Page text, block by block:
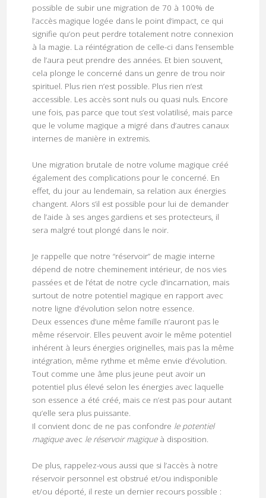
possible de subir une migration de 70 à 100% de
l’accès magique logée dans le point d’impact, ce qui
signifie qu’on peut perdre totalement notre connexion
à la magie. La réintégration de celle-ci dans l’ensemble
de l’aura peut prendre des années. Et bien souvent,
cela plonge le concerné dans un genre de trou noir
spirituel. Plus rien n’est possible. Plus rien n’est
accessible. Les accès sont nuls ou quasi nuls. Encore
une fois, pas parce que tout s’est volatilisé, mais parce
que le volume magique a migré dans d’autres canaux
internes de manière in extremis.
Une migration brutale de notre volume magique créé
également des complications pour le concerné. En
effet, du jour au lendemain, sa relation aux énergies
changent. Alors s’il est possible pour lui de demander
de l’aide à ses anges gardiens et ses protecteurs, il
sera malgré tout plongé dans le noir.
Je rappelle que notre “réservoir” de magie interne
dépend de notre cheminement intérieur, de nos vies
passées et de l’état de notre cycle d’incarnation, mais
surtout de notre potentiel magique en rapport avec
notre ligne d’évolution selon notre essence.
Deux essences d’une même famille n’auront pas le
même réservoir. Elles peuvent avoir le même potentiel
inhérent à leurs énergies originelles, mais pas la même
intégration, même rythme et même envie d’évolution.
Tout comme une âme plus jeune peut avoir un
potentiel plus élevé selon les énergies avec laquelle
son essence a été créé, mais ce n’est pas pour autant
qu’elle sera plus puissante.
Il convient donc de ne pas confondre le potentiel
magique avec le réservoir magiqueà disposition.
De plus, rappelez-vous aussi que si l’accès à notre
réservoir personnel est obstrué et/ou indisponible
et/ou déporté, il reste un dernier recours possible :